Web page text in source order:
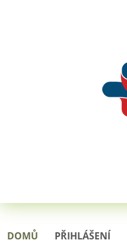
DOMŮ PŘIHLÁŠENÍ